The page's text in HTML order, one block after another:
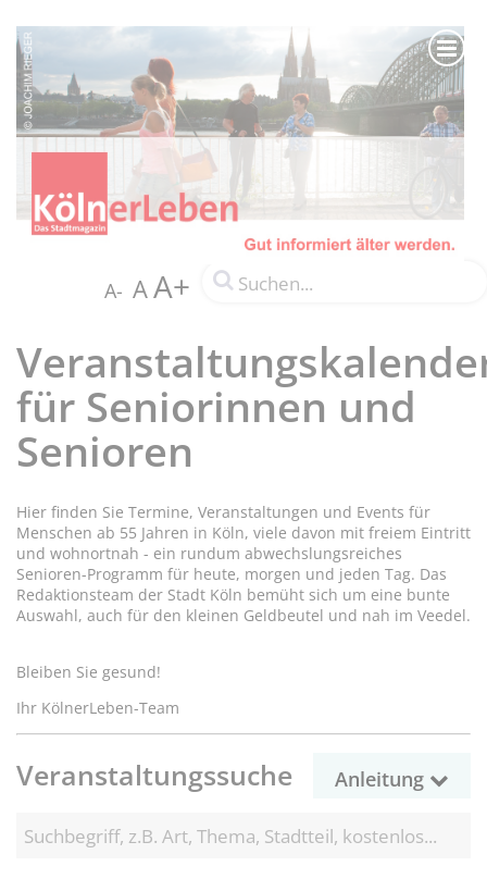
A- AA+
für Seniorinnen und
Senioren
Hier finden Sie Termine, Veranstaltungen und Events für
Menschen ab 55 Jahren in Köln, viele davon mit freiem Eintritt
und wohnortnah - ein rundum abwechslungsreiches
Senioren-Programm für heute, morgen und jeden Tag. Das
Redaktionsteam der Stadt Köln bemüht sich um eine bunte
Auswahl, auch für den kleinen Geldbeutel und nah im Veedel.
Bleiben Sie gesund!
Ihr KölnerLeben-Team
Veranstaltungssuche Anleitung